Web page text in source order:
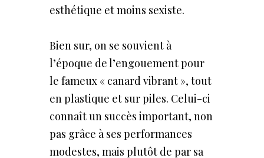
esthétique et moins sexiste.
Bien sur, on se souvient à
l’époque de l’engouement pour
le fameux « canard vibrant », tout
en plastique et sur piles. Celui-ci
connaît un succès important, non
pas grâce à ses performances
modestes, mais plutôt de par sa